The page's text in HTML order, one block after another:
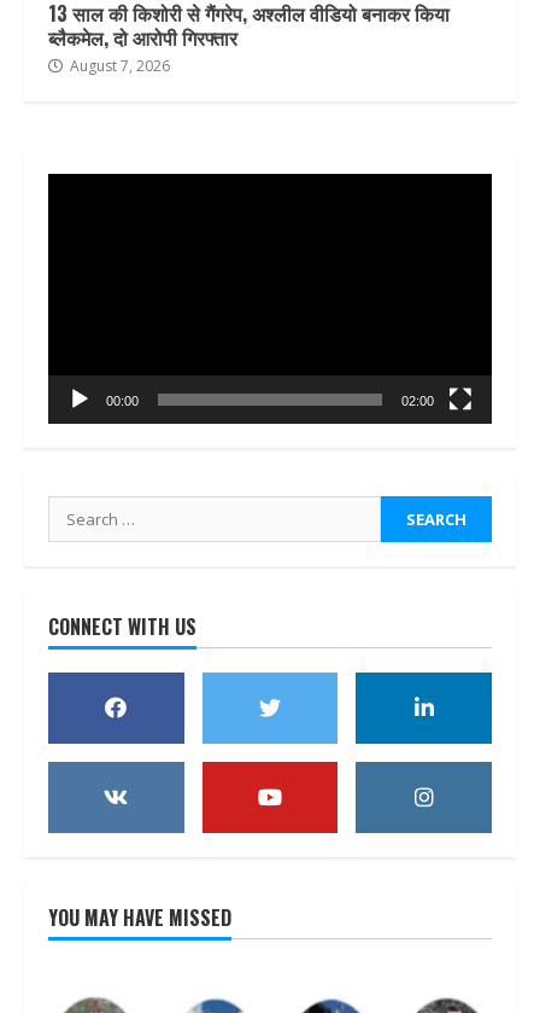
13 साल की किशोरी से गैंगरेप, अश्लील वीडियो बनाकर किया
ब्लैकमेल, दो आरोपी गिरफ्तार
August 7, 2026
00:00 02:00
Search
for:
CONNECT WITH US
YOU MAY HAVE MISSED